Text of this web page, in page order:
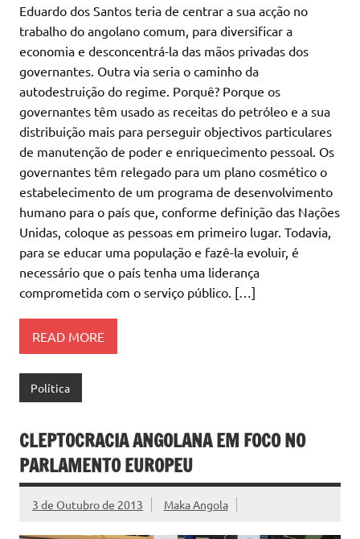
Eduardo dos Santos teria de centrar a sua acção no
trabalho do angolano comum, para diversificar a
economia e desconcentrá-la das mãos privadas dos
governantes. Outra via seria o caminho da
autodestruição do regime. Porquê? Porque os
governantes têm usado as receitas do petróleo e a sua
distribuição mais para perseguir objectivos particulares
de manutenção de poder e enriquecimento pessoal. Os
governantes têm relegado para um plano cosmético o
estabelecimento de um programa de desenvolvimento
humano para o país que, conforme definição das Nações
Unidas, coloque as pessoas em primeiro lugar. Todavia,
para se educar uma população e fazê-la evoluir, é
necessário que o país tenha uma liderança
comprometida com o serviço público. […]
READ MORE
Política
CLEPTOCRACIA ANGOLANA EM FOCO NO
PARLAMENTO EUROPEU
3 de Outubro de 2013 Maka Angola